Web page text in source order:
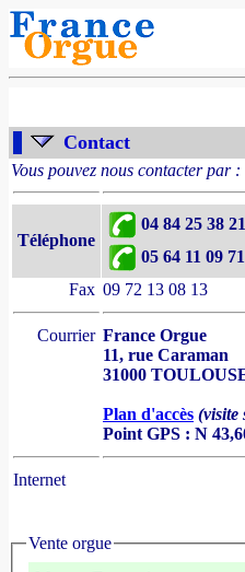
Contact
Vous pouvez nous contacter par :
Téléphone
04 84 25 38 21
05 64 11 09 71
Fax 09 72 13 08 13
Courrier France Orgue
11, rue Caraman
31000
Plan d'accès (visite
Point GPS : N
Internet
Vente orgue